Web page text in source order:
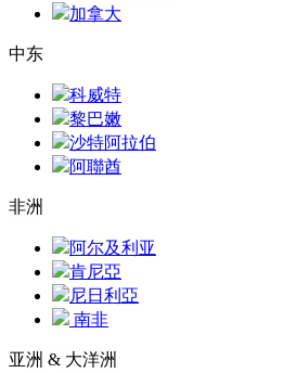
加拿大
中东
科威特
黎巴嫩
沙特阿拉伯
阿聯酋
非洲
阿尔及利亚
肯尼亞
尼日利亞
南非
亚洲 & 大洋洲